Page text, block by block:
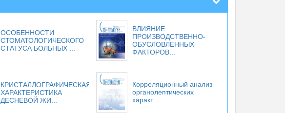
ОСОБЕННОСТИ
СТОМАТОЛОГИЧЕСКОГО
СТАТУСА БОЛЬНЫХ ...
ВЛИЯНИЕ
ПРОИЗВОДСТВЕННО-
ОБУСЛОВЛЕННЫХ
ФАКТОРОВ...
КРИСТАЛЛОГРАФИЧЕСКАЯ
ХАРАКТЕРИСТИКА
ДЕСНЕВОЙ ЖИ...
Корреляционный анализ
органолептических
характ...